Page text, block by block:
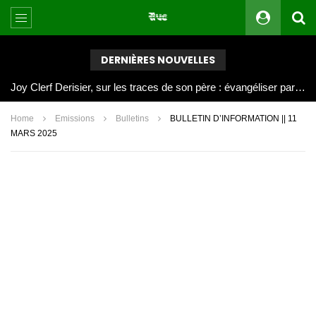
DERNIÈRES NOUVELLES
Joy Clerf Derisier, sur les traces de son père : évangéliser par la musique
Home Emissions Bulletins
BULLETIN D’INFORMATION || 11
MARS 2025